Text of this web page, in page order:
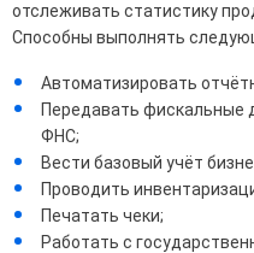
отслеживать статистику
Способны выполнять
Автоматизировать
Передавать фискальные
ФНС;
Вести базовый учёт
Проводить
Печатать чеки;
Работать с